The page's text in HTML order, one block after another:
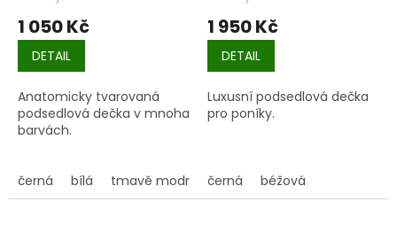
1 050 Kč
DETAIL
Anatomicky tvarovaná
podsedlová dečka v mnoha
barvách.
černá bílá tmavě modrá světle modrá
1 950 Kč
DETAIL
Luxusní podsedlová dečka
pro poníky.
černá béžová